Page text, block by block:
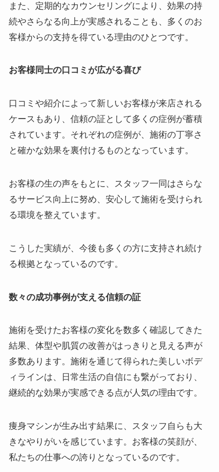
また、定期的なカウンセリングにより、効果の持
続やさらなる向上が実感されることも、多くのお
客様からの支持を得ている理由のひとつです。
お客様同士の口コミが広がる喜び
口コミや紹介によって新しいお客様が来店される
ケースもあり、信頼の証として多くの症例が蓄積
されています。それぞれの症例が、施術の丁寧さ
と確かな効果を裏付けるものとなっています。
お客様の生の声をもとに、スタッフ一同はさらな
るサービス向上に努め、安心して施術を受けられ
る環境を整えています。
こうした実績が、今後も多くの方に支持され続け
る根拠となっているのです。
数々の成功事例が支える信頼の証
施術を受けたお客様の変化を数多く確認してきた
結果、体型や肌質の改善がはっきりと見える声が
多数あります。施術を通じて得られた美しいボデ
ィラインは、日常生活の自信にも繋がっており、
継続的な効果が実感できる点が人気の理由です。
痩身マシンが生み出す結果に、スタッフ自らも大
きなやりがいを感じています。お客様の笑顔が、
私たちの仕事への誇りとなっているのです。